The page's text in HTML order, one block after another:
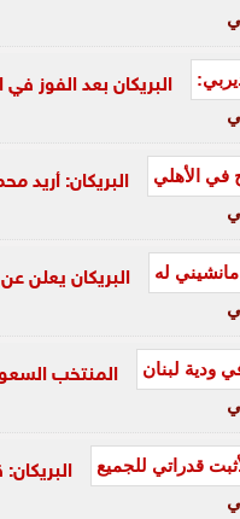
البريكان بعد الفوز في
البريكان: أريد
البريكان يعلن
المنتخب